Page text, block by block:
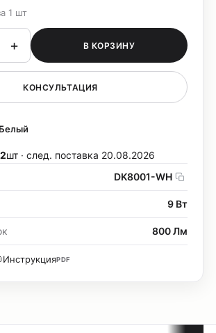
1 шт
+ В КОРЗИНУ
КОНСУЛЬТАЦИЯ
Белый
шт · след. поставка 20.08.2026
DK8001-WH
9 Вт
800 Лм
ИнструкцияPDF